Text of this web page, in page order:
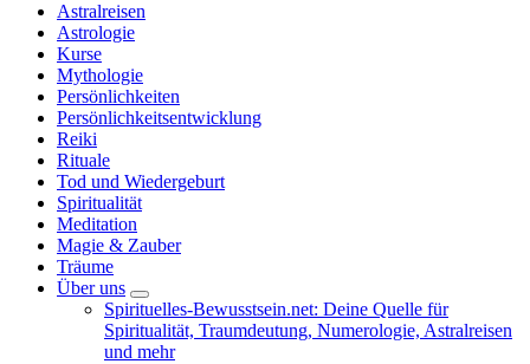
Astralreisen
Astrologie
Kurse
Mythologie
Persönlichkeiten
Persönlichkeitsentwicklung
Reiki
Rituale
Tod und Wiedergeburt
Spiritualität
Meditation
Magie & Zauber
Träume
Über uns
Spirituelles-Bewusstsein.net: Deine Quelle für
Spiritualität, Traumdeutung, Numerologie, Astralreisen
und mehr